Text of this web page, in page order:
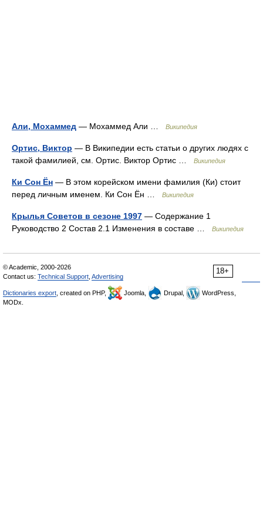
Али, Мохаммед — Мохаммед Али … Википедия
Ортис, Виктор — В Википедии есть статьи о других людях с
такой фамилией, см. Ортис. Виктор Ортис …
Википедия
Ки Сон Ён — В этом корейском имени фамилия (Ки) стоит
перед личным именем. Ки Сон Ён …
Википедия
Крылья Советов в сезоне 1997 — Содержание 1
Руководство 2 Состав 2.1 Изменения в составе …
Википедия
18+
© Academic, 2000-2026
Contact us: Technical Support Advertising
Dictionaries export , created on PHP, Joomla, Drupal,
WordPress,
MODx.